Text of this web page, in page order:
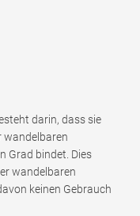
darin, dass sie
wandelbaren
Grad bindet. Dies
wandelbaren
keinen Gebrauch